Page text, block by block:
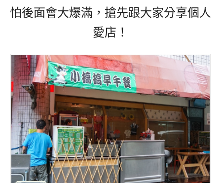
怕後面會大爆滿，搶先跟大家分享個人
愛店！